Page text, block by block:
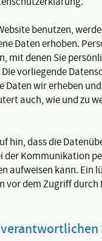
benutzen,
Daten erhoben.
mit denen Sie
vorliegende
Daten wir erheben
auch, wie und zu
hin, dass die
der Kommunikation
aufweisen kann. Ein
vor dem Zugriff